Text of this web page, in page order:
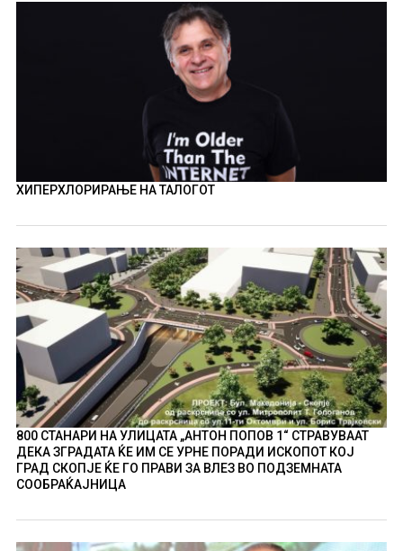
ХИПЕРХЛОРИРАЊЕ НА ТАЛОГОТ
800 СТАНАРИ НА УЛИЦАТА „АНТОН ПОПОВ 1“ СТРАВУВААТ
ДЕКА ЗГРАДАТА ЌЕ ИМ СЕ УРНЕ ПОРАДИ ИСКОПОТ КОЈ
ГРАД СКОПЈЕ ЌЕ ГО ПРАВИ ЗА ВЛЕЗ ВО ПОДЗЕМНАТА
СООБРАЌАЈНИЦА